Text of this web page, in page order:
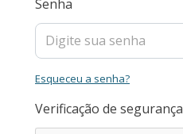
Senha
Esqueceu a senha?
Verificação de segurança